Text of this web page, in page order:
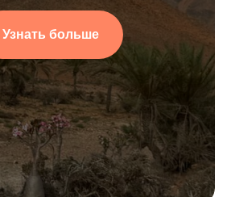
Узнать больше